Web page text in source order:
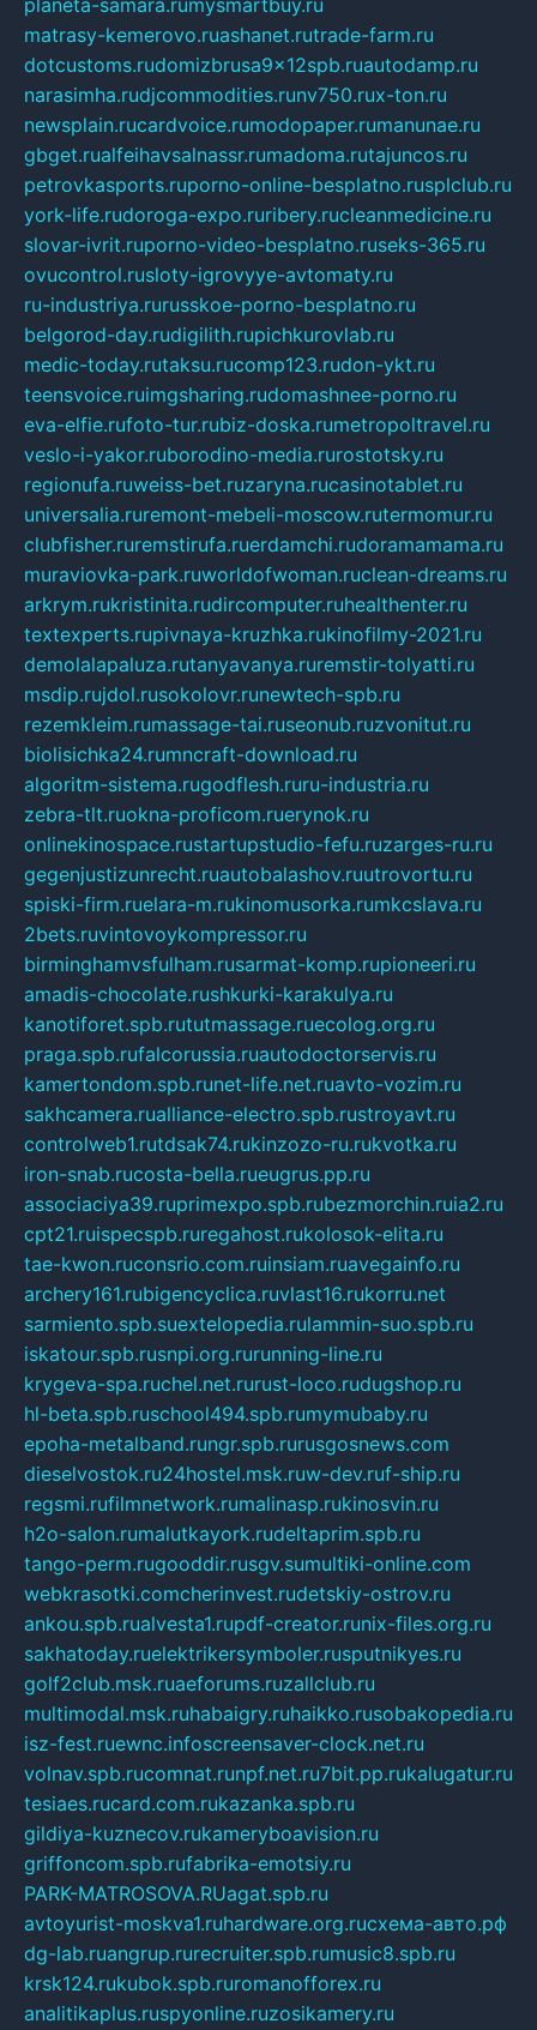
planeta-samara.rumysmartbuy.ru
matrasy-kemerovo.ruashanet.rutrade-farm.ru
dotcustoms.rudomizbrusa9x12spb.ruautodamp.ru
narasimha.rudjcommodities.runv750.rux-ton.ru
newsplain.rucardvoice.rumodopaper.rumanunae.ru
gbget.rualfeihavsalnassr.rumadoma.rutajuncos.ru
petrovkasports.ruporno-online-besplatno.rusplclub.ru
york-life.rudoroga-expo.ruribery.rucleanmedicine.ru
slovar-ivrit.ruporno-video-besplatno.ruseks-365.ru
ovucontrol.rusloty-igrovyye-avtomaty.ru
ru-industriya.rurusskoe-porno-besplatno.ru
belgorod-day.rudigilith.rupichkurovlab.ru
medic-today.rutaksu.rucomp123.rudon-ykt.ru
teensvoice.ruimgsharing.rudomashnee-porno.ru
eva-elfie.rufoto-tur.rubiz-doska.rumetropoltravel.ru
veslo-i-yakor.ruborodino-media.rurostotsky.ru
regionufa.ruweiss-bet.ruzaryna.rucasinotablet.ru
universalia.ruremont-mebeli-moscow.rutermomur.ru
clubfisher.ruremstirufa.ruerdamchi.rudoramamama.ru
muraviovka-park.ruworldofwoman.ruclean-dreams.ru
arkrym.rukristinita.rudircomputer.ruhealthenter.ru
textexperts.rupivnaya-kruzhka.rukinofilmy-2021.ru
demolalapaluza.rutanyavanya.ruremstir-tolyatti.ru
msdip.rujdol.rusokolovr.runewtech-spb.ru
rezemkleim.rumassage-tai.ruseonub.ruzvonitut.ru
biolisichka24.rumncraft-download.ru
algoritm-sistema.rugodflesh.ruru-industria.ru
zebra-tlt.ruokna-proficom.ruerynok.ru
onlinekinospace.rustartupstudio-fefu.ruzarges-ru.ru
gegenjustizunrecht.ruautobalashov.ruutrovortu.ru
spiski-firm.ruelara-m.rukinomusorka.rumkcslava.ru
2bets.ruvintovoykompressor.ru
birminghamvsfulham.rusarmat-komp.rupioneeri.ru
amadis-chocolate.rushkurki-karakulya.ru
kanotiforet.spb.rututmassage.ruecolog.org.ru
praga.spb.rufalcorussia.ruautodoctorservis.ru
kamertondom.spb.runet-life.net.ruavto-vozim.ru
sakhcamera.rualliance-electro.spb.rustroyavt.ru
controlweb1.rutdsak74.rukinzozo-ru.rukvotka.ru
iron-snab.rucosta-bella.rueugrus.pp.ru
associaciya39.ruprimexpo.spb.rubezmorchin.ruia2.ru
cpt21.ruispecspb.ruregahost.rukolosok-elita.ru
tae-kwon.ruconsrio.com.ruinsiam.ruavegainfo.ru
archery161.rubigencyclica.ruvlast16.rukorru.net
sarmiento.spb.suextelopedia.rulammin-suo.spb.ru
iskatour.spb.rusnpi.org.rurunning-line.ru
krygeva-spa.ruchel.net.rurust-loco.rudugshop.ru
hl-beta.spb.ruschool494.spb.rumymubaby.ru
epoha-metalband.rungr.spb.rurusgosnews.com
dieselvostok.ru24hostel.msk.ruw-dev.ruf-ship.ru
regsmi.rufilmnetwork.rumalinasp.rukinosvin.ru
h2o-salon.rumalutkayork.rudeltaprim.spb.ru
tango-perm.rugooddir.rusgv.sumultiki-online.com
webkrasotki.comcherinvest.rudetskiy-ostrov.ru
ankou.spb.rualvesta1.rupdf-creator.runix-files.org.ru
sakhatoday.ruelektrikersymboler.rusputnikyes.ru
golf2club.msk.ruaeforums.ruzallclub.ru
multimodal.msk.ruhabaigry.ruhaikko.rusobakopedia.ru
isz-fest.ruewnc.infoscreensaver-clock.net.ru
volnav.spb.rucomnat.runpf.net.ru7bit.pp.rukalugatur.ru
tesiaes.rucard.com.rukazanka.spb.ru
gildiya-kuznecov.rukameryboavision.ru
griffoncom.spb.rufabrika-emotsiy.ru
PARK-MATROSOVA.RUagat.spb.ru
avtoyurist-moskva1.ruhardware.org.ruсхема-авто.рф
dg-lab.ruangrup.rurecruiter.spb.rumusic8.spb.ru
krsk124.rukubok.spb.ruromanofforex.ru
analitikaplus.ruspyonline.ruzosikamery.ru